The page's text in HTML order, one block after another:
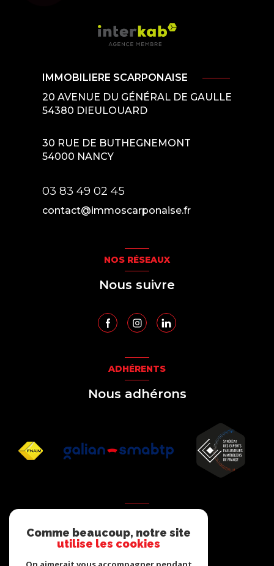
IMMOBILIERE SCARPONAISE
20 AVENUE DU GÉNÉRAL DE GAULLE
54380 DIEULOUARD
30 RUE DE BUTHEGNEMONT
54000 NANCY
03 83 49 02 45
contact@immoscarponaise.fr
NOS RÉSEAUX
Nous suivre
ADHÉRENTS
Nous adhérons
clients
Comme beaucoup, notre site
utilise les cookies